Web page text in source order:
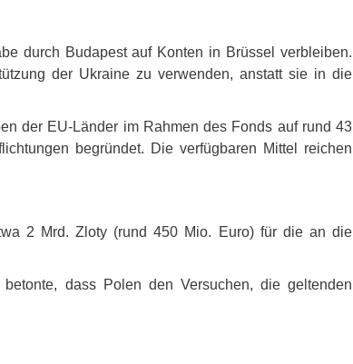
durch Budapest auf Konten in Brüssel verbleiben.
der Ukraine zu verwenden, anstatt sie in die
der EU-Länder im Rahmen des Fonds auf rund 43
begründet. Die verfügbaren Mittel reichen
2 Mrd. Zloty (rund 450 Mio. Euro) für die an die
betonte, dass Polen den Versuchen, die geltenden